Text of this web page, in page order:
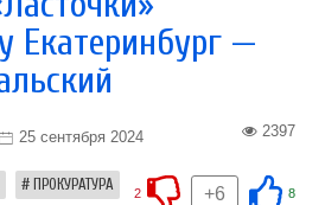
Екатеринбург —
25 сентября 2024 2397
ПРОКУРАТУРА 8
+6
2